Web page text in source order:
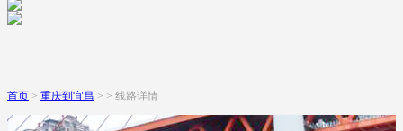
首页 > 重庆到宜昌 > > 线路详情